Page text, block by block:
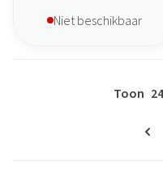
Niet beschikbaar
Toon